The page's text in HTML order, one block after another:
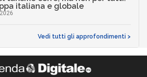
italiana e globale
Vedi tutti gli approfondimenti >